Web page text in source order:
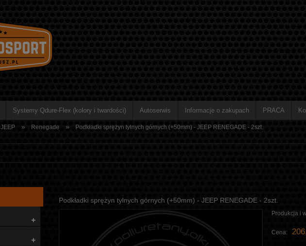
Systemy Qdure-Flex (kolory i twardości) Autoserwis Informacje o zakupach PRACA
JEEP » Renegade » Podkładki sprężyn tylnych górnych (+50mm) - JEEP RENEGADE - 2szt.
+
+
Podkładki sprężyn tylnych górnych (+50mm) - JEEP RENEGADE - 2szt.
Produkcja i
Cena: